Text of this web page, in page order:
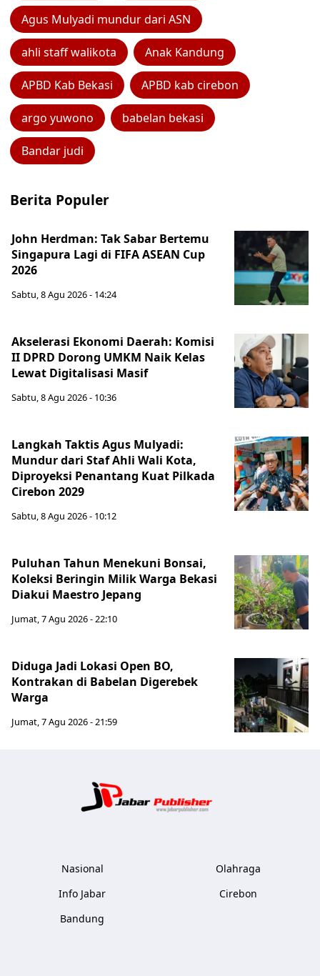
Agus Mulyadi mundur dari ASN
ahli staff walikota Anak Kandung
APBD Kab Bekasi APBD kab cirebon
argo yuwono babelan bekasi
Bandar judi
Berita Populer
John Herdman: Tak Sabar Bertemu
Singapura Lagi di FIFA ASEAN Cup
2026
Sabtu, 8 Agu 2026 - 14:24
Akselerasi Ekonomi Daerah: Komisi
II DPRD Dorong UMKM Naik Kelas
Lewat Digitalisasi Masif
Sabtu, 8 Agu 2026 - 10:36
Langkah Taktis Agus Mulyadi:
Mundur dari Staf Ahli Wali Kota,
Diproyeksi Penantang Kuat Pilkada
Cirebon 2029
Sabtu, 8 Agu 2026 - 10:12
Puluhan Tahun Menekuni Bonsai,
Koleksi Beringin Milik Warga Bekasi
Diakui Maestro Jepang
Jumat, 7 Agu 2026 - 22:10
Diduga Jadi Lokasi Open BO,
Kontrakan di Babelan Digerebek
Warga
Jumat, 7 Agu 2026 - 21:59
Nasional
Info Jabar
Bandung
Olahraga
Cirebon